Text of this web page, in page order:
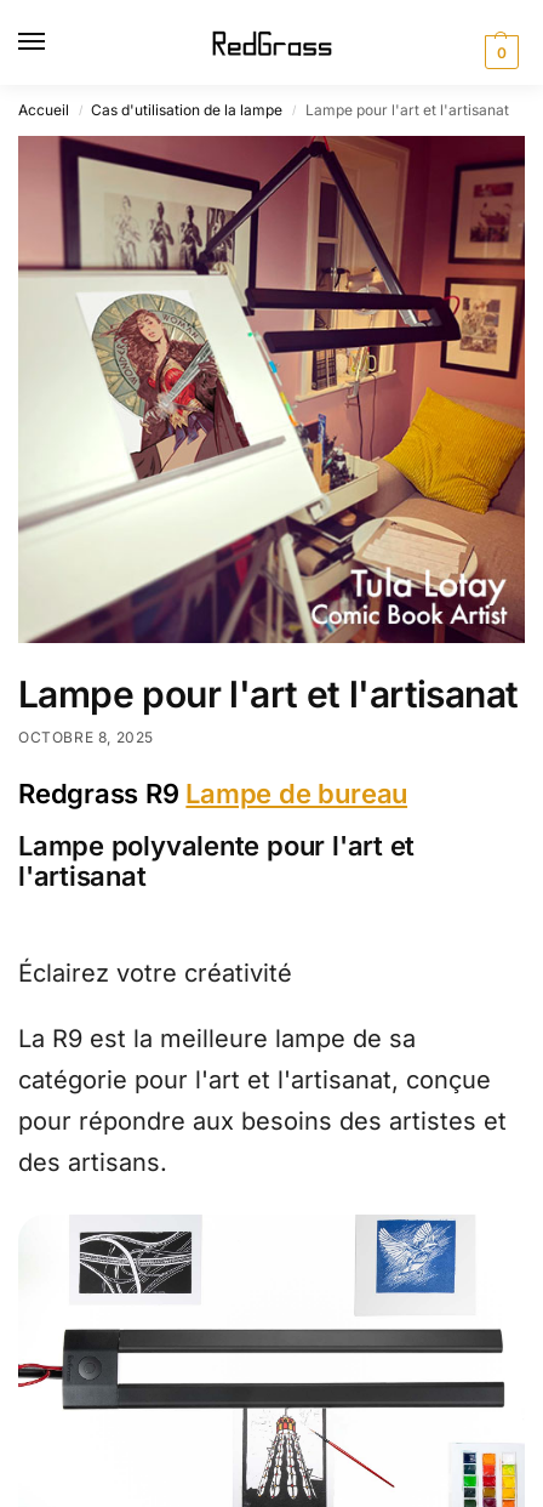
0
Accueil / Cas d'utilisation de la lampe / Lampe pour l'art et l'artisanat
Lampe pour l'art et l'artisanat
OCTOBRE 8, 2025
Redgrass R9 Lampe de bureau
Lampe polyvalente pour l'art et
l'artisanat
Éclairez votre créativité
La R9 est la meilleure lampe de sa
catégorie pour l'art et l'artisanat, conçue
pour répondre aux besoins des artistes et
des artisans.